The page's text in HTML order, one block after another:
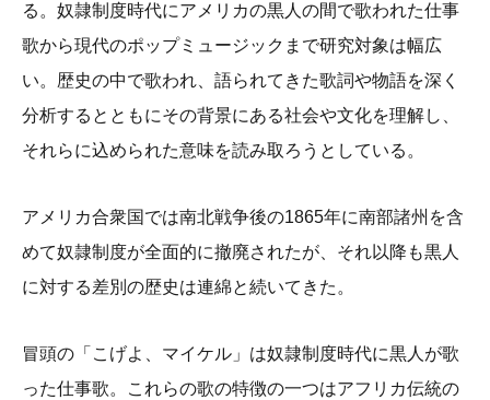
る。奴隷制度時代にアメリカの黒人の間で歌われた仕事
歌から現代のポップミュージックまで研究対象は幅広
い。歴史の中で歌われ、語られてきた歌詞や物語を深く
分析するとともにその背景にある社会や文化を理解し、
それらに込められた意味を読み取ろうとしている。
アメリカ合衆国では南北戦争後の1865年に南部諸州を含
めて奴隷制度が全面的に撤廃されたが、それ以降も黒人
に対する差別の歴史は連綿と続いてきた。
冒頭の「こげよ、マイケル」は奴隷制度時代に黒人が歌
った仕事歌。これらの歌の特徴の一つはアフリカ伝統の